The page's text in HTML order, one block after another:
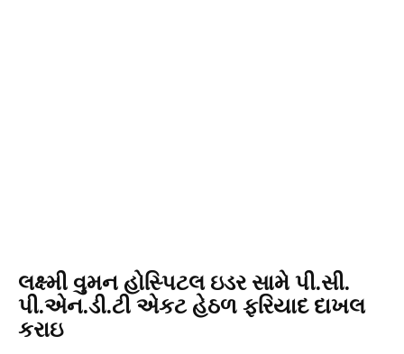
લક્ષ્મી વુમન હોસ્પિટલ ઇડર સામે પી.સી.
પી.એન.ડી.ટી એકટ હેઠળ ફરિયાદ દાખલ
કરાઇ